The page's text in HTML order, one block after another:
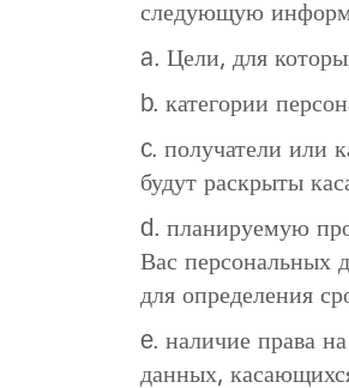
следующую
a. Цели, для
b. категории
c. получатели или
будут раскрыты
d. планируемую
Вас персональных
для определения
e. наличие права
данных,